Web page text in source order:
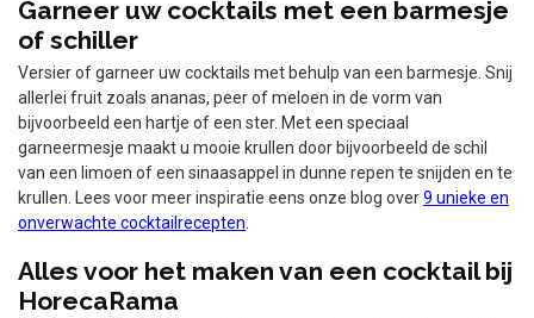
Garneer uw cocktails met een barmesje
of schiller
Versier of garneer uw cocktails met behulp van een barmesje. Snij
allerlei fruit zoals ananas, peer of meloen in de vorm van
bijvoorbeeld een hartje of een ster. Met een speciaal
garneermesje maakt u mooie krullen door bijvoorbeeld de schil
van een limoen of een sinaasappel in dunne repen te snijden en te
krullen. Lees voor meer inspiratie eens onze blog over9 unieke en
onverwachte cocktailrecepten
Alles voor het maken van een cocktail bij
HorecaRama